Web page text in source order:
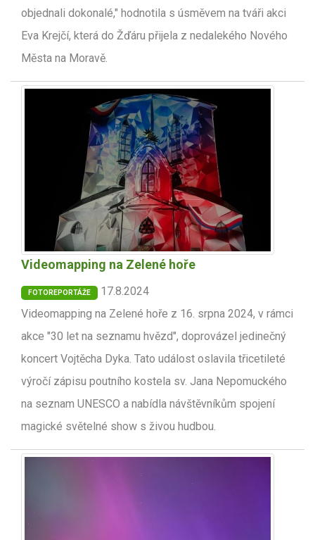
objednali dokonalé," hodnotila s úsměvem na tváři akci
Eva Krejčí, která do Žďáru přijela z nedalekého Nového
Města na Moravě.
Videomapping na Zelené hoře
FOTOREPORTÁŽE
17.8.2024
Videomapping na Zelené hoře z 16. srpna 2024, v rámci
akce "30 let na seznamu hvězd", doprovázel jedinečný
koncert Vojtěcha Dyka. Tato událost oslavila třicetileté
výročí zápisu poutního kostela sv. Jana Nepomuckého
na seznam UNESCO a nabídla návštěvníkům spojení
magické světelné show s živou hudbou.